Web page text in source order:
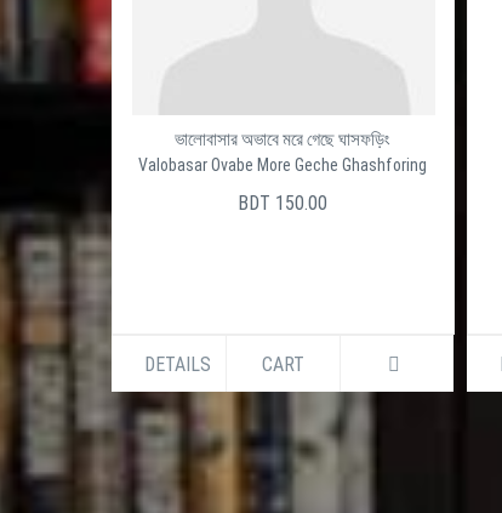
ভালোবাসার অভাবে মরে গেছে ঘাসফড়িং
Valobasar Ovabe More Geche Ghashforing
BDT 150.00
DETAILS CART